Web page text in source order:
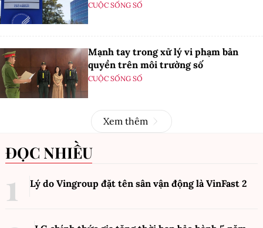
CUỘC SỐNG SỐ
Mạnh tay trong xử lý vi phạm bản
quyền trên môi trường số
CUỘC SỐNG SỐ
Xem thêm
ĐỌC NHIỀU
Lý do Vingroup đặt tên sân vận động là VinFast 2